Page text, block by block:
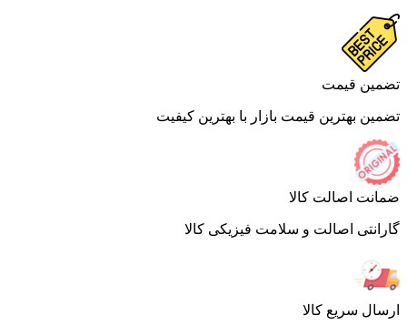
قیمت
بهترین قیمت بازار با بهترین کیفیت
اصالت کالا
اصالت و سلامت فیزیکی کالا
سریع کالا